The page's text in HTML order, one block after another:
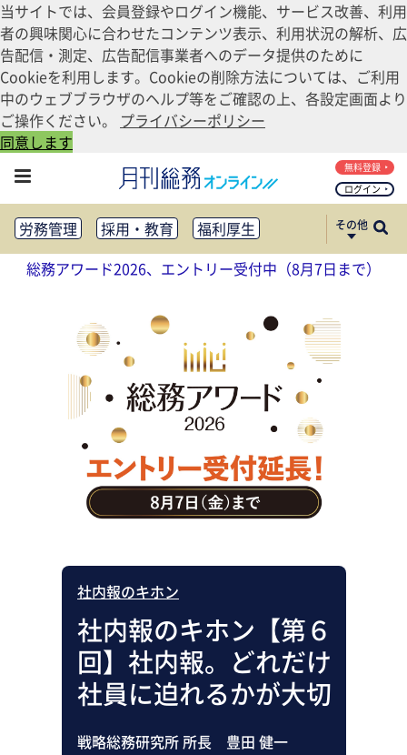
当サイトでは、会員登録やログイン機能、サービス改善、利用
者の興味関心に合わせたコンテンツ表示、利用状況の解析、広
告配信・測定、広告配信事業者へのデータ提供のために
Cookieを利用します。Cookieの削除方法については、ご利用
中のウェブブラウザのヘルプ等をご確認の上、各設定画面より
ご操作ください。 プライバシーポリシー
同意します
ログイン
無料登録
労務管理 採用・教育
福利厚生
健康経営
働き方改革
法務・コンプライアンス
リスクマネジメント・BCP
社外・社内広報
社外・社内コミュニケーション活性化
FM・オフィス移転
CSR・SDGs
テクノロジー活用・DX
助成金・補助金・コスト削減
アウトソーシング・BPO
調査・レポート
その他
総務アワード2026、エントリー受付中（8月7日まで）
社内報のキホン
社内報のキホン【第６
回】社内報。どれだけ
社員に迫れるかが大切
戦略総務研究所 所長 豊田 健一